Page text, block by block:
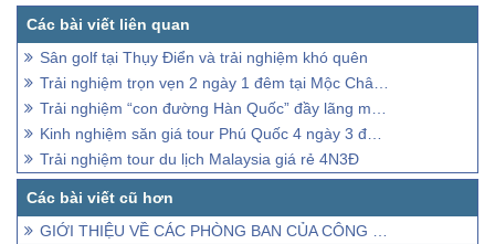
Sân golf tại Thụy Điển và trải nghiệm khó quên
Trải nghiệm trọn vẹn 2 ngày 1 đêm tại Mộc Châu: Cả nhà đều vui!
Trải nghiệm “con đường Hàn Quốc” đầy lãng mạn ngay tại Đà Lạt
Kinh nghiệm săn giá tour Phú Quốc 4 ngày 3 đêm siêu tiết kiệm
Trải nghiệm tour du lịch Malaysia giá rẻ 4N3Đ
GIỚI THIỆU VỀ CÁC PHÒNG BAN CỦA CÔNG TY DU LỊCH VIETSENSE